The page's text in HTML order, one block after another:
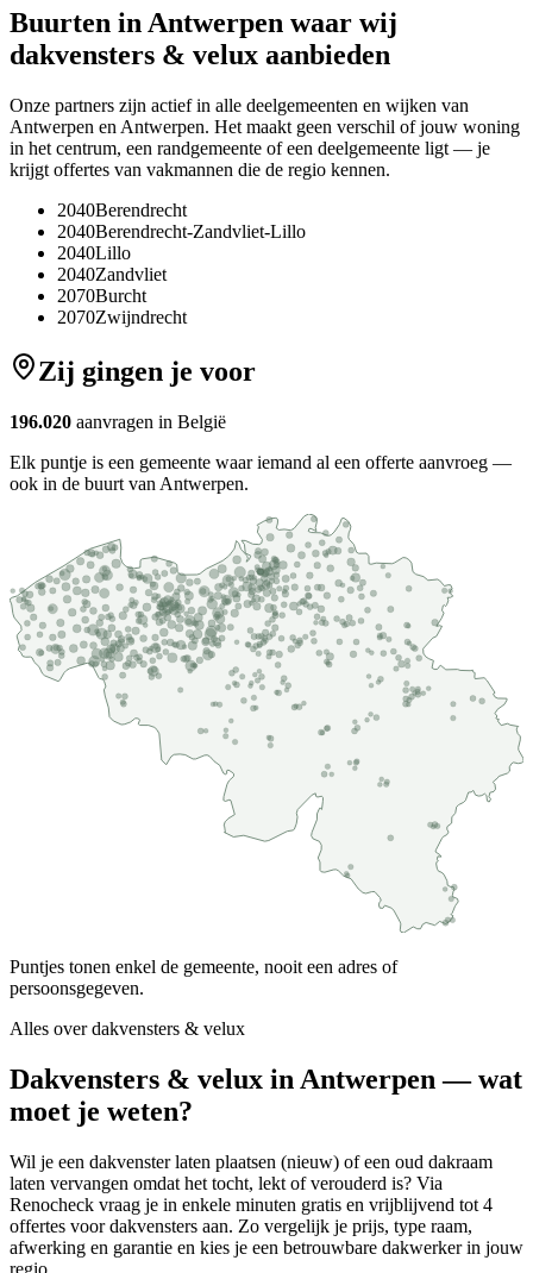
Buurten in Antwerpen waar wij
dakvensters & velux aanbieden
Onze partners zijn actief in alle deelgemeenten en wijken van
Antwerpen en Antwerpen. Het maakt geen verschil of jouw woning
in het centrum, een randgemeente of een deelgemeente ligt — je
krijgt offertes van vakmannen die de regio kennen.
2040Berendrecht
2040Berendrecht-Zandvliet-Lillo
2040Lillo
2040Zandvliet
2070Burcht
2070Zwijndrecht
Zij gingen je voor
196.020 aanvragen in België
Elk puntje is een gemeente waar iemand al een offerte aanvroeg —
ook in de buurt van Antwerpen.
Puntjes tonen enkel de gemeente, nooit een adres of
persoonsgegeven.
Alles overdakvensters & velux
Dakvensters & velux in Antwerpen — wat
moet je weten?
Wil je een dakvenster laten plaatsen (nieuw) of een oud dakraam
laten vervangen omdat het tocht, lekt of verouderd is? Via
Renocheck vraag je in enkele minuten gratis en vrijblijvend tot 4
offertes voor dakvensters aan. Zo vergelijk je prijs, type raam,
afwerking en garantie en kies je een betrouwbare dakwerker in jouw